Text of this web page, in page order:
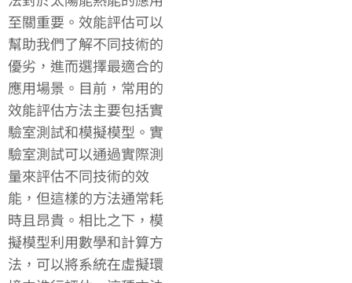
至關重要。效能評估可以
幫助我們了解不同技術的
優劣，進而選擇最適合的
應用場景。目前，常用的
效能評估方法主要包括實
驗室測試和模擬模型。實
驗室測試可以通過實際測
量來評估不同技術的效
能，但這樣的方法通常耗
時且昂貴。相比之下，模
擬模型利用數學和計算方
法，可以將系統在虛擬環